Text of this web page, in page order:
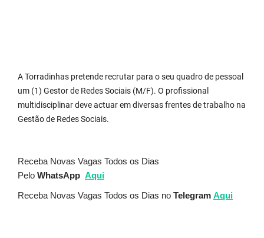
A Torradinhas pretende recrutar para o seu quadro de pessoal
um (1) Gestor de Redes Sociais (M/F). O profissional
multidisciplinar deve actuar em diversas frentes de trabalho na
Gestão de Redes Sociais.
Receba Novas Vagas Todos os Dias
Pelo WhatsApp Aqui
Receba Novas Vagas Todos os Dias no Telegram Aqui